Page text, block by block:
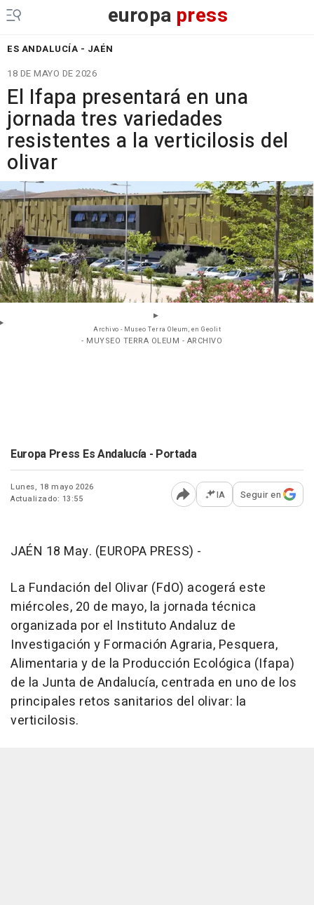
europa press
ES ANDALUCÍA - JAÉN
18 DE MAYO DE 2026
El Ifapa presentará en una
jornada tres variedades
resistentes a la verticilosis del
olivar
Archivo - Museo Terra Oleum, en Geolit
- MUYSEO TERRA OLEUM - ARCHIVO
Europa Press Es Andalucía - Portada
Lunes, 18 mayo 2026
Actualizado: 13:55
Abrir opciones para
IA Seguir en
JAÉN 18 May. (EUROPA PRESS) -
La Fundación del Olivar (FdO) acogerá este
miércoles, 20 de mayo, la jornada técnica
organizada por el Instituto Andaluz de
Investigación y Formación Agraria, Pesquera,
Alimentaria y de la Producción Ecológica (Ifapa)
de la Junta de Andalucía, centrada en uno de los
principales retos sanitarios del olivar: la
verticilosis.